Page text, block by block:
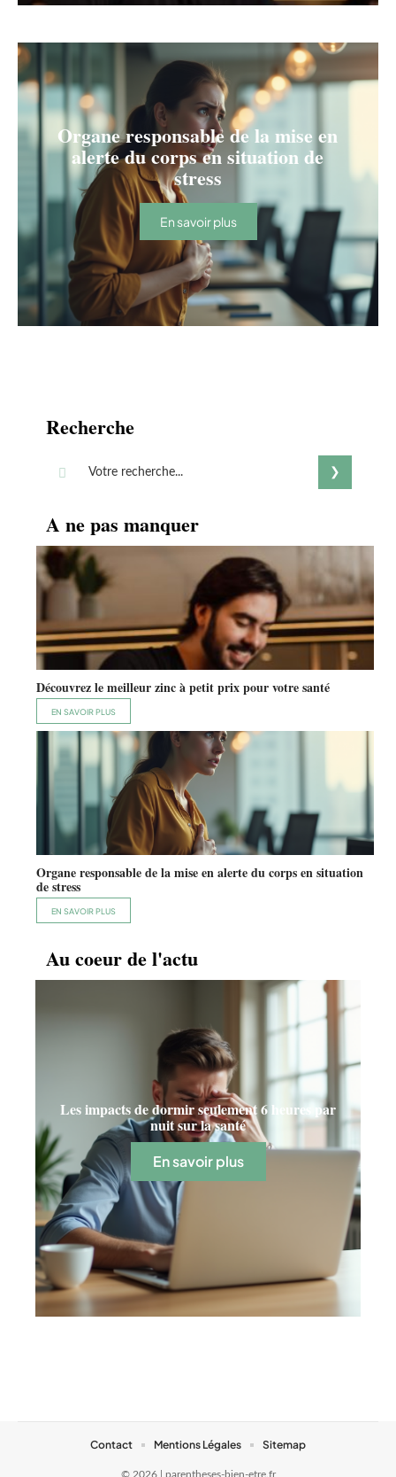
Organe responsable de la mise en
alerte du corps en situation de
stress
En savoir plus
Recherche
A ne pas manquer
Découvrez le meilleur zinc à petit prix pour votre santé
EN SAVOIR PLUS
Organe responsable de la mise en alerte du corps en situation
de stress
EN SAVOIR PLUS
Au coeur de l'actu
Les impacts de dormir seulement 6 heures par
nuit sur la santé
En savoir plus
© 2026 | parentheses-bien-etre.fr
Contact Mentions Légales Sitemap